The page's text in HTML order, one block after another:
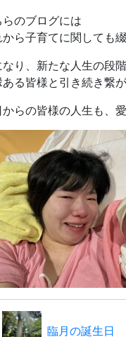
らのブログには
から子育てに関しても
なり、新たな人生の段
ある皆様と引き続き繋
からの皆様の人生も、
臨月の誕生日